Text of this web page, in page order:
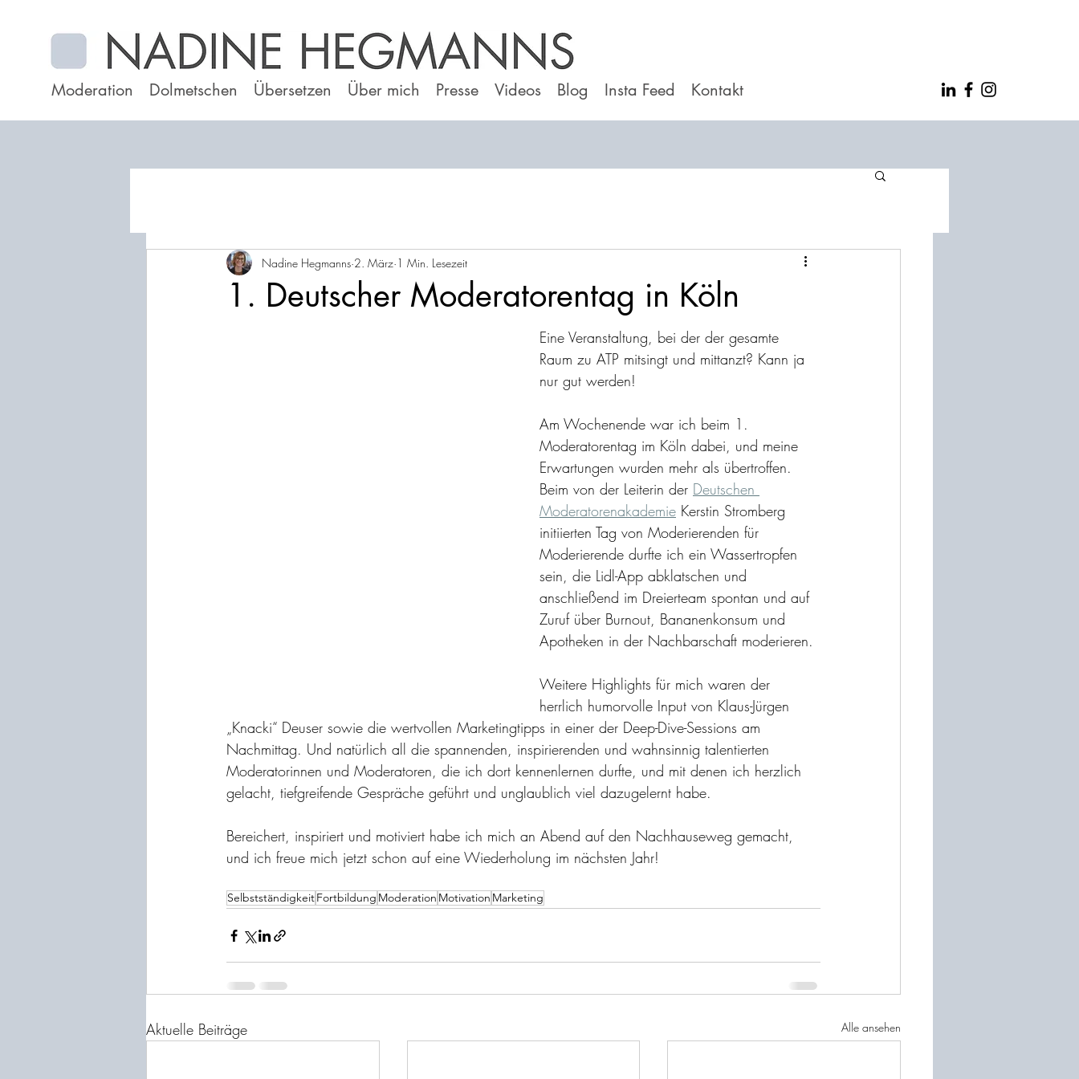
Moderation Dolmetschen Übersetzen Über mich Presse Videos Blog Insta Feed Kontakt
1. Deutscher Moderatorentag in Köln
Nadine Hegmanns 2. März 1 Min. Lesezeit
Eine Veranstaltung, bei der der gesamte
Raum zu ATP mitsingt und mittanzt? Kann ja
nur gut werden!
Am Wochenende war ich beim 1.
Moderatorentag im Köln dabei, und meine
Erwartungen wurden mehr als übertroffen.
Beim von der Leiterin der Deutschen
Moderatorenakademie Kerstin Stromberg
initiierten Tag von Moderierenden für
Moderierende durfte ich ein Wassertropfen
sein, die Lidl-App abklatschen und
anschließend im Dreierteam spontan und auf
Zuruf über Burnout, Bananenkonsum und
Apotheken in der Nachbarschaft moderieren.
Weitere Highlights für mich waren der
herrlich humorvolle Input von Klaus-Jürgen
„Knacki“ Deuser sowie die wertvollen Marketingtipps in einer der Deep-Dive-Sessions am
Nachmittag. Und natürlich all die spannenden, inspirierenden und wahnsinnig talentierten
Moderatorinnen und Moderatoren, die ich dort kennenlernen durfte, und mit denen ich herzlich
gelacht, tiefgreifende Gespräche geführt und unglaublich viel dazugelernt habe.
Bereichert, inspiriert und motiviert habe ich mich an Abend auf den Nachhauseweg gemacht,
und ich freue mich jetzt schon auf eine Wiederholung im nächsten Jahr!
SelbstständigkeitFortbildung Moderation Motivation Marketing
Aktuelle Beiträge Alle ansehen